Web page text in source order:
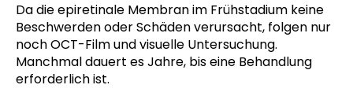
Da die epiretinale Membran im Frühstadium keine
Beschwerden oder Schäden verursacht, folgen nur
noch OCT-Film und visuelle Untersuchung.
Manchmal dauert es Jahre, bis eine Behandlung
erforderlich ist.